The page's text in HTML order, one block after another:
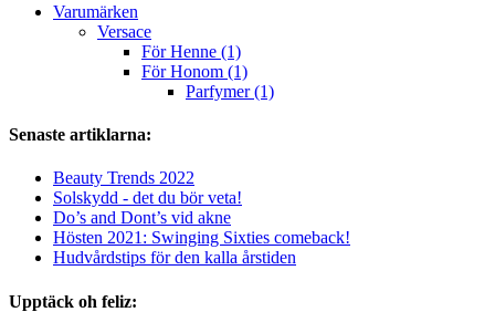
Varumärken
Versace
För Henne (1)
För Honom (1)
Parfymer (1)
Senaste artiklarna:
Beauty Trends 2022
Solskydd - det du bör veta!
Do’s and Dont’s vid akne
Hösten 2021: Swinging Sixties comeback!
Hudvårdstips för den kalla årstiden
Upptäck oh feliz: